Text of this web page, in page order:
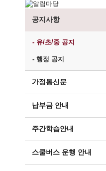
공지사항
- 유/초/중 공지
- 행정 공지
가정통신문
납부금 안내
주간학습안내
스쿨버스 운행 안내